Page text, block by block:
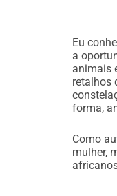
Se você
Krista
Eu
Com
Eu
a
animais
retalhos
forma,
Como
mulher,